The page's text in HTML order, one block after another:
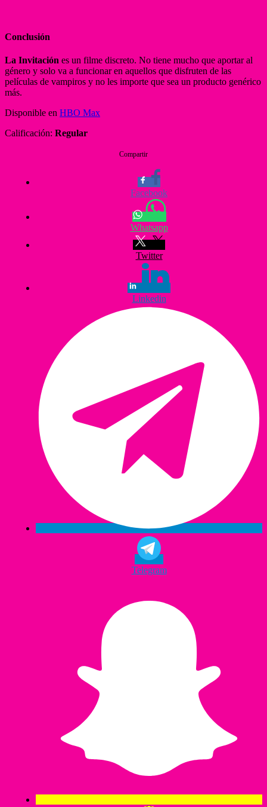
Conclusión
La Invitación es un filme discreto. No tiene mucho que aportar al
género y solo va a funcionar en aquellos que disfruten de las
películas de vampiros y no les importe que sea un producto genérico
más.
Disponible en HBO Max
Calificación: Regular
Compartir
Facebook
Whatsapp
Twitter
Linkedin
Telegram